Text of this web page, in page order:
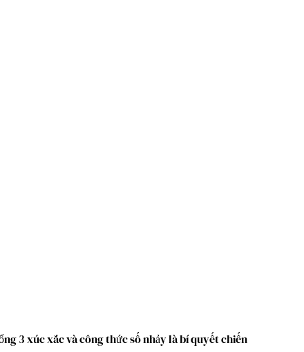
3 xúc xắc và công thức số nhảy là bí quyết chiến